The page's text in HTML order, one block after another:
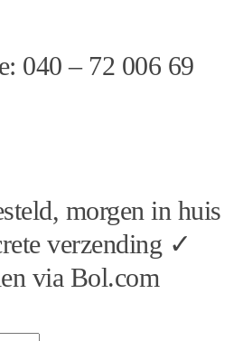
040 – 72 006 69
morgen in huis
verzending ✓
via Bol.com